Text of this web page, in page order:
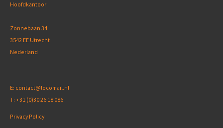
Hoofdkantoor
Zonnebaan 34
3542 EE Utrecht
Nederland
E: contact@locomail.nl
T: +31 (0)30 26 18 086
Privacy Policy